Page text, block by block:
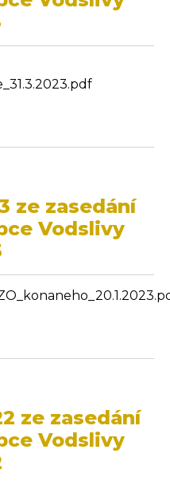
ze zasedání
Vodslivy
ze zasedání
Vodslivy